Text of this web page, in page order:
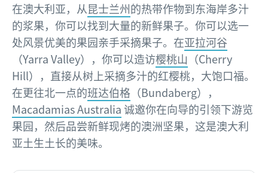
在澳大利亚，从昆士兰州的热带作物到东海岸多汁
的浆果，你可以找到大量的新鲜果子。你可以选一
处风景优美的果园亲手采摘果子。在亚拉河谷
（Yarra Valley），你可以造访樱桃山 （Cherry
Hill），直接从树上采摘多汁的红樱桃，大饱口福。
在更往北一点的班达伯格 （Bundaberg），
Macadamias Australia诚邀你在向导的引领下游览
果园，然后品尝新鲜现烤的澳洲坚果，这是澳大利
亚土生土长的美味。